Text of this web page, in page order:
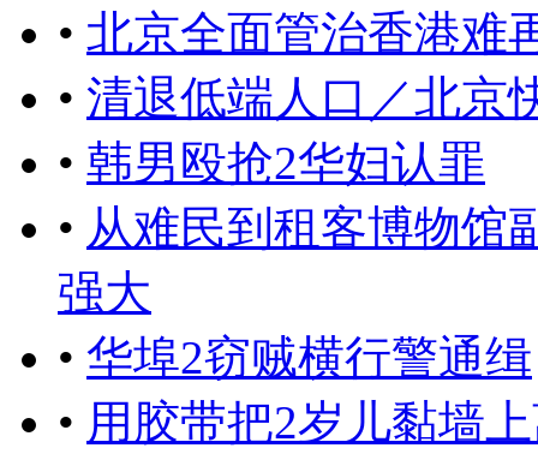
• 北京全面管治香港难
• 清退低端人口／北京
• 韩男殴抢2华妇认罪
• 从难民到租客博物馆
强大
• 华埠2窃贼横行警通缉
• 用胶带把2岁儿黏墙